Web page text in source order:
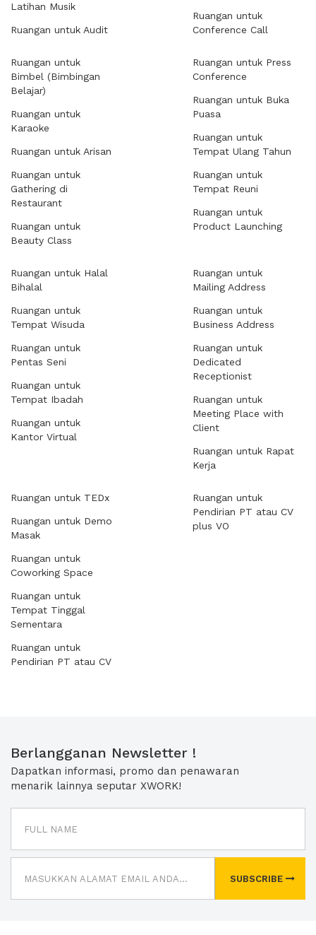
Latihan Musik
Ruangan untuk Audit
Ruangan untuk
Conference Call
Ruangan untuk
Bimbel (Bimbingan
Belajar)
Ruangan untuk
Karaoke
Ruangan untuk Arisan
Ruangan untuk
Gathering di
Restaurant
Ruangan untuk
Beauty Class
Ruangan untuk Press
Conference
Ruangan untuk Buka
Puasa
Ruangan untuk
Tempat Ulang Tahun
Ruangan untuk
Tempat Reuni
Ruangan untuk
Product Launching
Ruangan untuk Halal
Bihalal
Ruangan untuk
Tempat Wisuda
Ruangan untuk
Pentas Seni
Ruangan untuk
Tempat Ibadah
Ruangan untuk
Kantor Virtual
Ruangan untuk
Mailing Address
Ruangan untuk
Business Address
Ruangan untuk
Dedicated
Receptionist
Ruangan untuk
Meeting Place with
Client
Ruangan untuk Rapat
Kerja
Ruangan untuk TEDx
Ruangan untuk Demo
Masak
Ruangan untuk
Coworking Space
Ruangan untuk
Tempat Tinggal
Sementara
Ruangan untuk
Pendirian PT atau CV
Ruangan untuk
Pendirian PT atau CV
plus VO
Berlangganan Newsletter !
Dapatkan informasi, promo dan penawaran
menarik lainnya seputar XWORK!
SUBSCRIBE